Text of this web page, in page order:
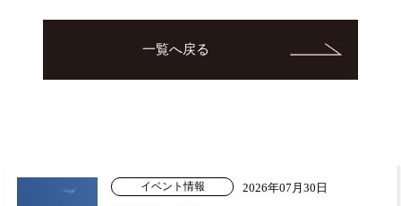
一覧へ戻る
イベント情報
2026年07月30日